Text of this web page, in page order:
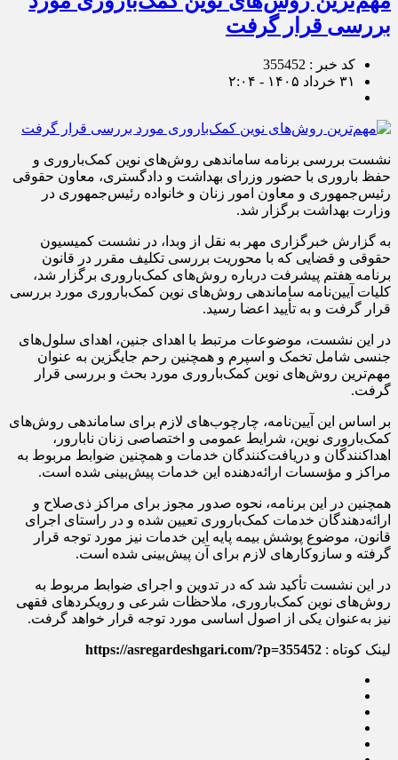
بررسی قرار گرفت
کد خبر : 355452
۳۱ خرداد ۱۴۰۵ - ۲:۰۴
نشست بررسی برنامه ساماندهی روش‌های نوین کمک‌باروری و
حفظ باروری با حضور وزرای بهداشت و دادگستری، معاون حقوقی
رئیس‌جمهوری و معاون امور زنان و خانواده رئیس‌جمهوری در
وزارت بهداشت برگزار شد.
به گزارش خبرگزاری مهر به نقل از وبدا، در نشست کمیسیون
حقوقی و قضایی که با محوریت بررسی تکلیف مقرر در قانون
برنامه هفتم پیشرفت درباره روش‌های کمک‌باروری برگزار شد،
کلیات آیین‌نامه ساماندهی روش‌های نوین کمک‌باروری مورد بررسی
قرار گرفت و به تأیید اعضا رسید.
در این نشست، موضوعات مرتبط با اهدای جنین، اهدای سلول‌های
جنسی شامل تخمک و اسپرم و همچنین رحم جایگزین به عنوان
مهم‌ترین روش‌های نوین کمک‌باروری مورد بحث و بررسی قرار
گرفت.
بر اساس این آیین‌نامه، چارچوب‌های لازم برای ساماندهی روش‌های
کمک‌باروری نوین، شرایط عمومی و اختصاصی زنان نابارور،
اهداکنندگان و دریافت‌کنندگان خدمات و همچنین ضوابط مربوط به
مراکز و مؤسسات ارائه‌دهنده این خدمات پیش‌بینی شده است.
همچنین در این برنامه، نحوه صدور مجوز برای مراکز ذی‌صلاح و
ارائه‌دهندگان خدمات کمک‌باروری تعیین شده و در راستای اجرای
قانون، موضوع پوشش بیمه پایه این خدمات نیز مورد توجه قرار
گرفته و سازوکارهای لازم برای آن پیش‌بینی شده است.
در این نشست تأکید شد که در تدوین و اجرای ضوابط مربوط به
روش‌های نوین کمک‌باروری، ملاحظات شرعی و رویکردهای فقهی
نیز به‌عنوان یکی از اصول اساسی مورد توجه قرار خواهد گرفت.
لینک کوتاه : https://asregardeshgari.com/?p=355452